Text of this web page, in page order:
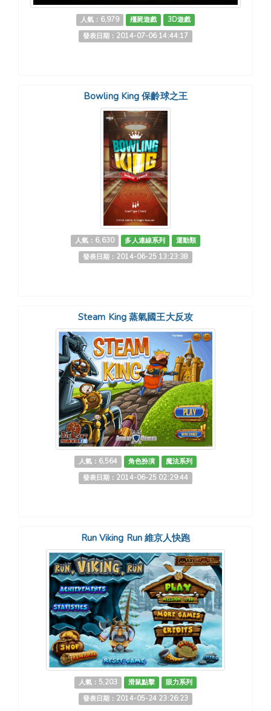
人氣：6,979 殭屍遊戲
3D遊戲
發表日期：2014-07-06 14:44:17
Bowling King 保齡球之王
人氣：6,630 多人連線系列
運動類
發表日期：2014-06-25 13:23:38
Steam King 蒸氣國王大反攻
人氣：6,564 角色扮演
魔法系列
發表日期：2014-06-25 02:29:44
Run Viking Run 維京人快跑
人氣：5,203 滑鼠點擊
眼力系列
發表日期：2014-05-24 23:26:23